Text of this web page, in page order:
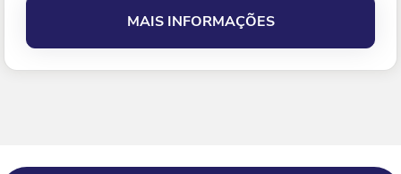
MAIS INFORMAÇÕES